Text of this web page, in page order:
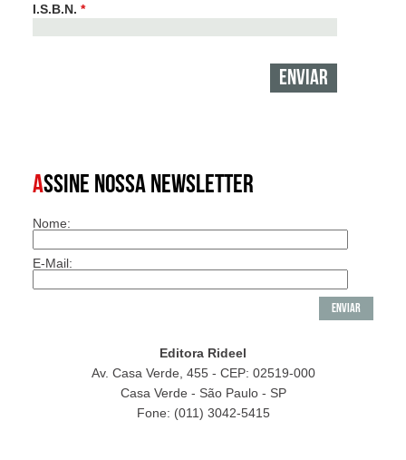
I.S.B.N. *
ASSINE NOSSA NEWSLETTER
Nome:
E-Mail:
Editora Rideel
Av. Casa Verde, 455 - CEP: 02519-000
Casa Verde - São Paulo - SP
Fone: (011) 3042-5415